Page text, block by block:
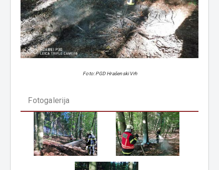
Foto: PGD Hrašenski Vrh
Fotogalerija